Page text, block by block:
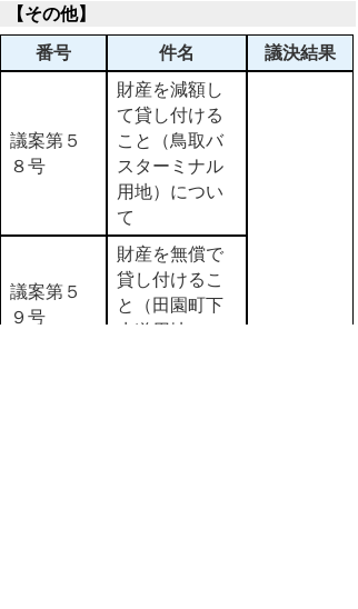
【その他】
番号 件名 議決結果
議案第５
８号
財産を減額し
て貸し付ける
こと（鳥取バ
スターミナル
用地）につい
て
議案第５
９号
財産を無償で
貸し付けるこ
と（田園町下
水道用地）に